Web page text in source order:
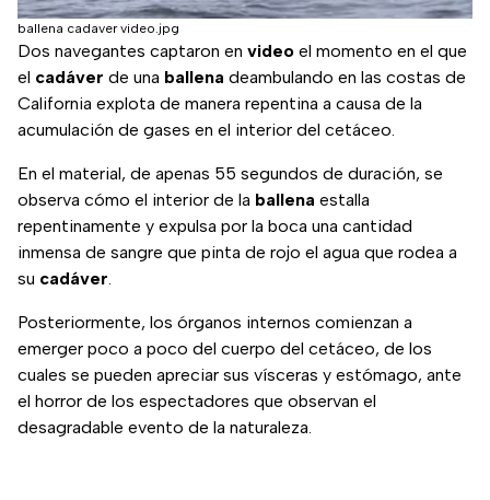
ballena cadaver video.jpg
Dos navegantes captaron en video el momento en el que
el cadáver de una ballena deambulando en las costas de
California explota de manera repentina a causa de la
acumulación de gases en el interior del cetáceo.
En el material, de apenas 55 segundos de duración, se
observa cómo el interior de la ballena estalla
repentinamente y expulsa por la boca una cantidad
inmensa de sangre que pinta de rojo el agua que rodea a
su cadáver.
Posteriormente, los órganos internos comienzan a
emerger poco a poco del cuerpo del cetáceo, de los
cuales se pueden apreciar sus vísceras y estómago, ante
el horror de los espectadores que observan el
desagradable evento de la naturaleza.